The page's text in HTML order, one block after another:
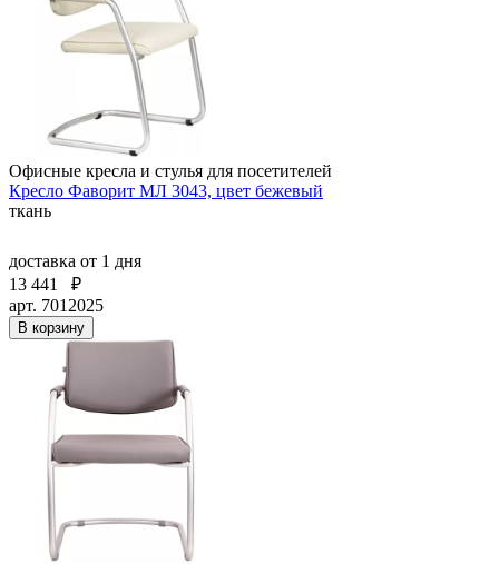
Офисные кресла и стулья для посетителей
Кресло Фаворит МЛ 3043, цвет бежевый
ткань
доставка от 1 дня
13 441
₽
арт. 7012025
В корзину